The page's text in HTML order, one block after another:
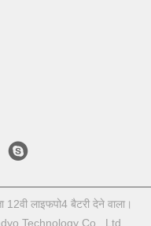
लाइफपो4 बैटरी देने वाला।
Technology Co., Ltd. .